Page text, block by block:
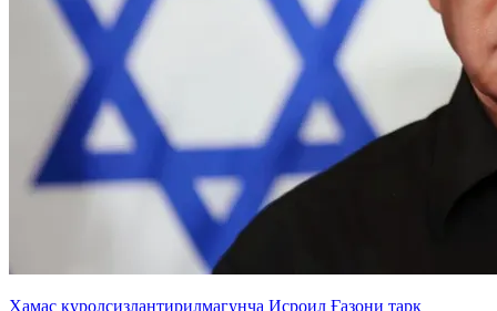
Ҳамас қуролсизлантирилмагунча Исроил Ғазони тарк